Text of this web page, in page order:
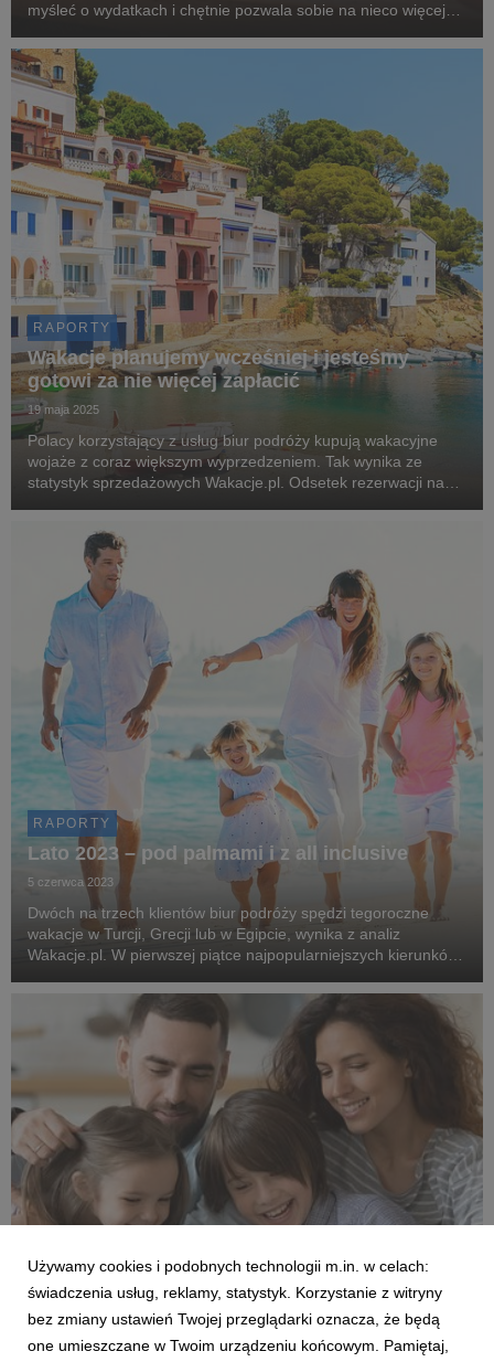
myśleć o wydatkach i chętnie pozwala sobie na nieco więcej
bezgotówkowych, nasi podróżni, podczas...
RAPORTY
Wakacje planujemy wcześniej i jesteśmy
gotowi za nie więcej zapłacić
19 maja 2025
Polacy korzystający z usług biur podróży kupują wakacyjne
wojaże z coraz większym wyprzedzeniem. Tak wynika ze
statystyk sprzedażowych Wakacje.pl. Odsetek rezerwacji na
RAPORTY
Lato 2023 – pod palmami i z all inclusive
5 czerwca 2023
Dwóch na trzech klientów biur podróży spędzi tegoroczne
wakacje w Turcji, Grecji lub w Egipcie, wynika z analiz
Wakacje.pl. W pierwszej piątce najpopularniejszych kierunków
RAPORTY
Polacy kupują przyszłoroczne wakacje. Dzięki
temu oszczędzają tysiące złotych
19 października 2022
Używamy cookies i podobnych technologii m.in. w celach:
świadczenia usług, reklamy, statystyk. Korzystanie z witryny
bez zmiany ustawień Twojej przeglądarki oznacza, że będą
one umieszczane w Twoim urządzeniu końcowym. Pamiętaj,